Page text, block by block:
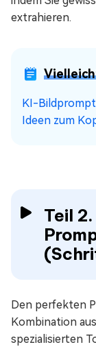
extrahieren.
KI-
Ideen zum
Teil
Den perfekten
Kombination
spezialisierten